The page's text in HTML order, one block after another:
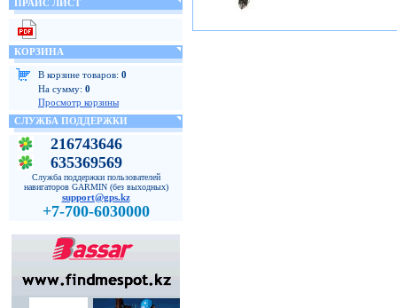
ПРАЙС ЛИСТ
КОРЗИНА
В корзине товаров: 0
На сумму: 0
Просмотр корзины
СЛУЖБА ПОДДЕРЖКИ
216743646
635369569
Служба поддержки пользователей
навигаторов GARMIN (без выходных)
support@gps.kz
+7-700-6030000